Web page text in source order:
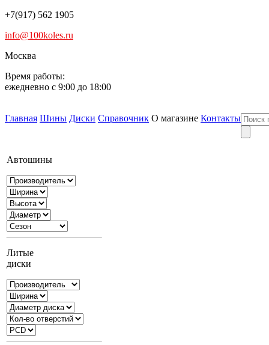
+7(917) 562 1905
info@100koles.ru
Москва
Время работы:
ежедневно с 9:00 до 18:00
Главная Шины Диски Справочник О магазине Контакты
Автошины
Литые
диски